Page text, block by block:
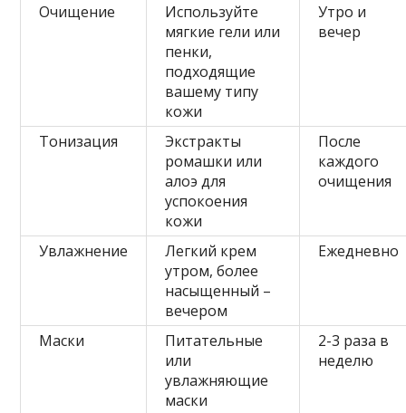
Очищение
Используйте
мягкие гели или
пенки,
подходящие
вашему типу
кожи
Утро и
вечер
Тонизация
Экстракты
ромашки или
алоэ для
успокоения
кожи
После
каждого
очищения
Увлажнение
Легкий крем
утром, более
насыщенный –
вечером
Ежедневно
Маски
Питательные
или
увлажняющие
маски
2-3 раза в
неделю